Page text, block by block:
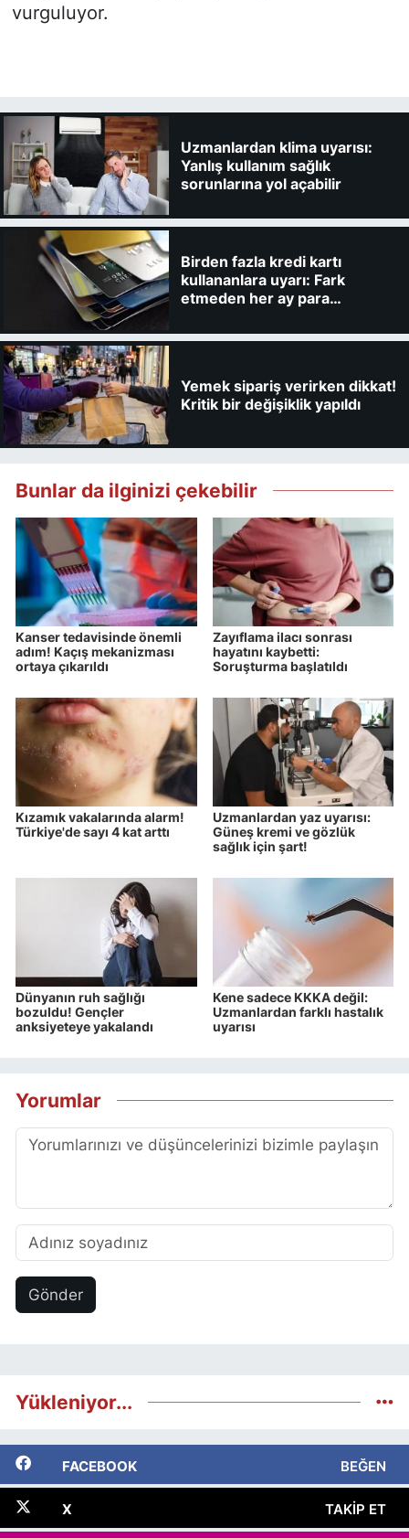
vurguluyor.
Uzmanlardan klima uyarısı:
Yanlış kullanım sağlık
sorunlarına yol açabilir
Birden fazla kredi kartı
kullananlara uyarı: Fark
etmeden her ay para
Yemek sipariş verirken dikkat!
Kritik bir değişiklik yapıldı
Bunlar da ilginizi çekebilir
Kanser tedavisinde önemli
adım! Kaçış mekanizması
ortaya çıkarıldı
Zayıflama ilacı sonrası
hayatını kaybetti:
Soruşturma başlatıldı
Kızamık vakalarında alarm!
Türkiye'de sayı 4 kat arttı
Uzmanlardan yaz uyarısı:
Güneş kremi ve gözlük
sağlık için şart!
Dünyanın ruh sağlığı
bozuldu! Gençler
anksiyeteye yakalandı
Kene sadece KKKA değil:
Uzmanlardan farklı hastalık
uyarısı
Yorumlar
Gönder
Yükleniyor...
FACEBOOK BEĞEN
X TAKIP ET